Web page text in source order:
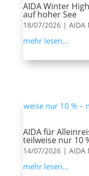
AIDA Winter
auf hoher See
18/07/2026| AIDA
mehr lesen...
AIDA für
teilweise nur 10
14/07/2026| AIDA
mehr lesen...